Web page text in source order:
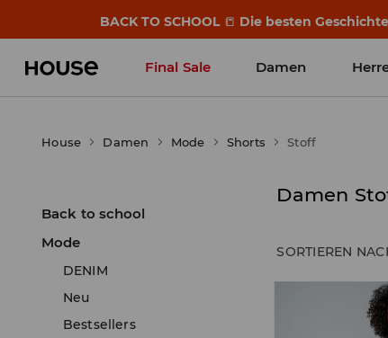
BACK TO SCHOOL 📒 Die besten
Final Sale Damen
House Damen Mode Shorts Stoff
Back to school
Mode
DENIM
Neu
Bestsellers
Damen
SORTIEREN